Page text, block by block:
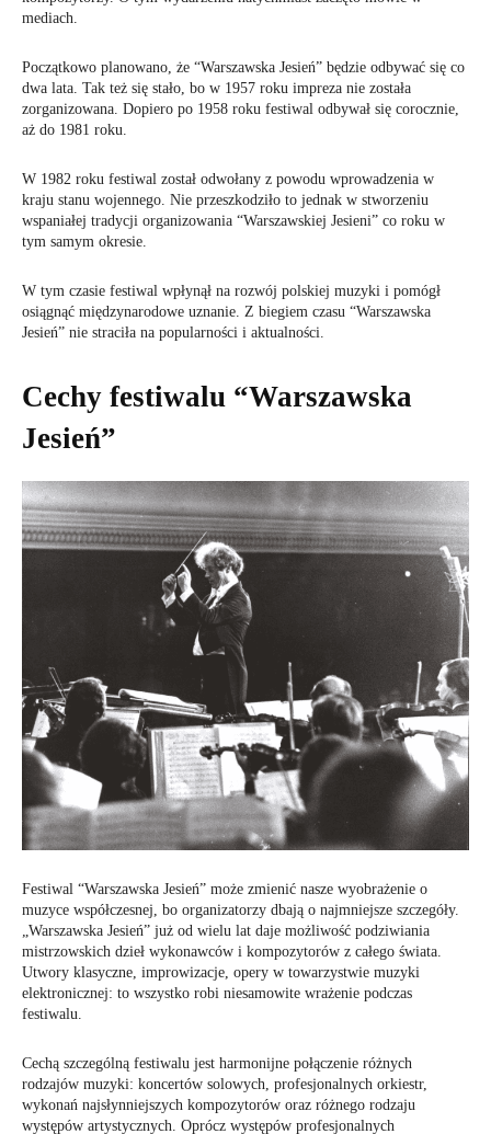
mediach.
Początkowo planowano, że “Warszawska Jesień” będzie odbywać się co
dwa lata. Tak też się stało, bo w 1957 roku impreza nie została
zorganizowana. Dopiero po 1958 roku festiwal odbywał się corocznie,
aż do 1981 roku.
W 1982 roku festiwal został odwołany z powodu wprowadzenia w
kraju stanu wojennego. Nie przeszkodziło to jednak w stworzeniu
wspaniałej tradycji organizowania “Warszawskiej Jesieni” co roku w
tym samym okresie.
W tym czasie festiwal wpłynął na rozwój polskiej muzyki i pomógł
osiągnąć międzynarodowe uznanie. Z biegiem czasu “Warszawska
Jesień” nie straciła na popularności i aktualności.
Cechy festiwalu “Warszawska
Jesień”
Festiwal “Warszawska Jesień” może zmienić nasze wyobrażenie o
muzyce współczesnej, bo organizatorzy dbają o najmniejsze szczegóły.
„Warszawska Jesień” już od wielu lat daje możliwość podziwiania
mistrzowskich dzieł wykonawców i kompozytorów z całego świata.
Utwory klasyczne, improwizacje, opery w towarzystwie muzyki
elektronicznej: to wszystko robi niesamowite wrażenie podczas
festiwalu.
Cechą szczególną festiwalu jest harmonijne połączenie różnych
rodzajów muzyki: koncertów solowych, profesjonalnych orkiestr,
wykonań najsłynniejszych kompozytorów oraz różnego rodzaju
występów artystycznych. Oprócz występów profesjonalnych